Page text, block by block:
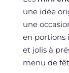
une idée
une
en portions
et jolis à
menu de